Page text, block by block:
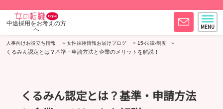
中途採用をお考えの方
へ
人事向けお役立ち情報 女性採用情報お届けブログ 15-法律-制度
くるみん認定とは？基準・申請方法と企業のメリットを解説！
くるみん認定とは？基準・申請方法